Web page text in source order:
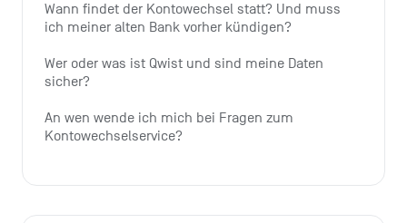
Wann findet der Kontowechsel statt? Und muss
ich meiner alten Bank vorher kündigen?
Wer oder was ist Qwist und sind meine Daten
sicher?
An wen wende ich mich bei Fragen zum
Kontowechselservice?